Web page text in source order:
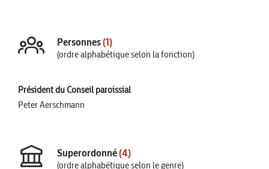
Personnes(1)
(ordre alphabétique selon la fonction)
Président du Conseil paroissial
Peter Aerschmann
Superordonné(4)
(ordre alphabétique selon le genre)